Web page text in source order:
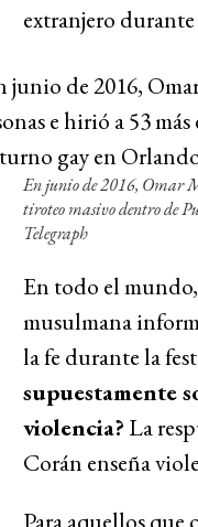
extranjero
En junio de 2016, Omar
tiroteo masivo dentro de
Telegraph
En todo el
musulmana
la fe durante la
supuestamente
violencia? La
Corán enseña
Para aquellos que